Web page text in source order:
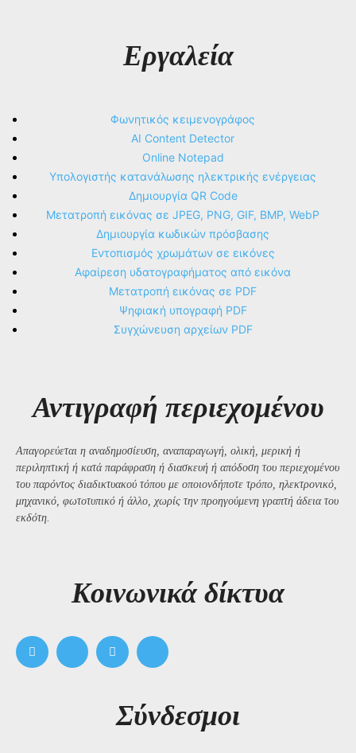
Εργαλεία
Φωνητικός κειμενογράφος
AI Content Detector
Online Notepad
Υπολογιστής κατανάλωσης ηλεκτρικής ενέργειας
Δημιουργία QR Code
Μετατροπή εικόνας σε JPEG, PNG, GIF, BMP, WebP
Δημιουργία κωδικών πρόσβασης
Εντοπισμός χρωμάτων σε εικόνες
Αφαίρεση υδατογραφήματος από εικόνα
Μετατροπή εικόνας σε PDF
Ψηφιακή υπογραφή PDF
Συγχώνευση αρχείων PDF
Αντιγραφή περιεχομένου
Απαγορεύεται η αναδημοσίευση, αναπαραγωγή, ολική, μερική ή
περιληπτική ή κατά παράφραση ή διασκευή ή απόδοση του περιεχομένου
του παρόντος διαδικτυακού τόπου με οποιονδήποτε τρόπο, ηλεκτρονικό,
μηχανικό, φωτοτυπικό ή άλλο, χωρίς την προηγούμενη γραπτή άδεια του
εκδότη.
Kοινωνικά δίκτυα
Σύνδεσμοι